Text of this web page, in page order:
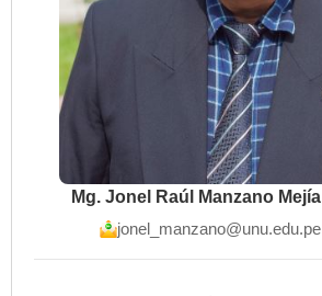
Mg. Jonel Raúl Manzano Mejía
jonel_manzano@unu.edu.pe